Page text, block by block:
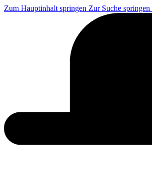
Zum Hauptinhalt springen Zur Suche springen